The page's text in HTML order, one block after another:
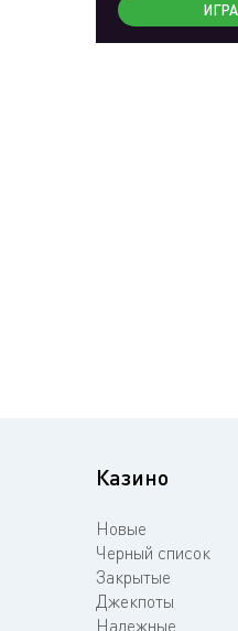
Казино
Новые
Черный список
Закрытые
Джекпоты
Надежные